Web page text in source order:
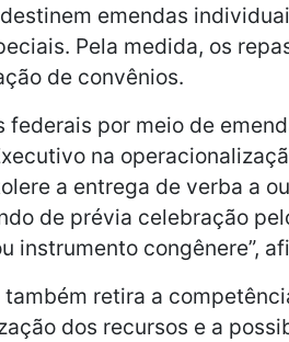
emendas
Pela medida, os
de convênios.
por meio de
na
a entrega de verba a
de prévia celebração
instrumento congênere”,
retira a
dos recursos e a